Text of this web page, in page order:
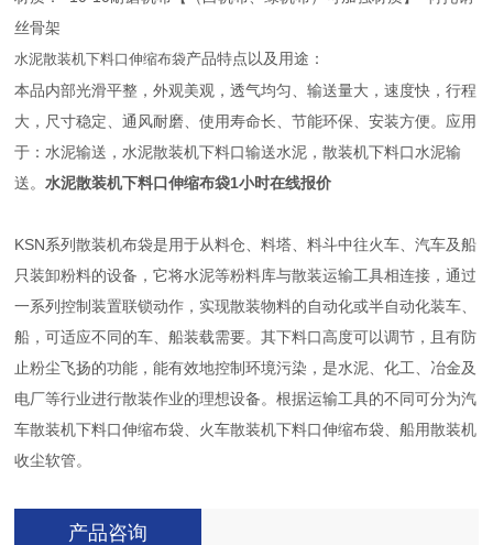
丝骨架
水泥散装机下料口伸缩布袋产品特点以及用途：
本品内部光滑平整，外观美观，透气均匀、输送量大，速度快，行程
大，尺寸稳定、通风耐磨、使用寿命长、节能环保、安装方便。应用
于：水泥输送，水泥散装机下料口输送水泥，散装机下料口水泥输
送。水泥散装机下料口伸缩布袋1小时在线报价
KSN系列散装机布袋是用于从料仓、料塔、料斗中往火车、汽车及船
只装卸粉料的设备，它将水泥等粉料库与散装运输工具相连接，通过
一系列控制装置联锁动作，实现散装物料的自动化或半自动化装车、
船，可适应不同的车、船装载需要。其下料口高度可以调节，且有防
止粉尘飞扬的功能，能有效地控制环境污染，是水泥、化工、冶金及
电厂等行业进行散装作业的理想设备。根据运输工具的不同可分为汽
车散装机下料口伸缩布袋、火车散装机下料口伸缩布袋、船用散装机
收尘软管。
产品咨询